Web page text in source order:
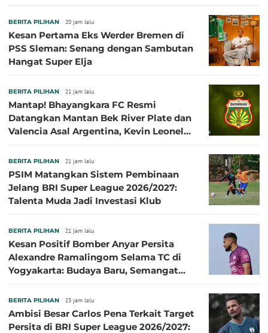
BERITA PILIHAN 20 jam lalu
Kesan Pertama Eks Werder Bremen di
PSS Sleman: Senang dengan Sambutan
Hangat Super Elja
BERITA PILIHAN 21 jam lalu
Mantap! Bhayangkara FC Resmi
Datangkan Mantan Bek River Plate dan
Valencia Asal Argentina, Kevin Leonel
BERITA PILIHAN 21 jam lalu
PSIM Matangkan Sistem Pembinaan
Jelang BRI Super League 2026/2027:
Talenta Muda Jadi Investasi Klub
BERITA PILIHAN 21 jam lalu
Kesan Positif Bomber Anyar Persita
Alexandre Ramalingom Selama TC di
Yogyakarta: Budaya Baru, Semangat
BERITA PILIHAN 23 jam lalu
Ambisi Besar Carlos Pena Terkait Target
Persita di BRI Super League 2026/2027: